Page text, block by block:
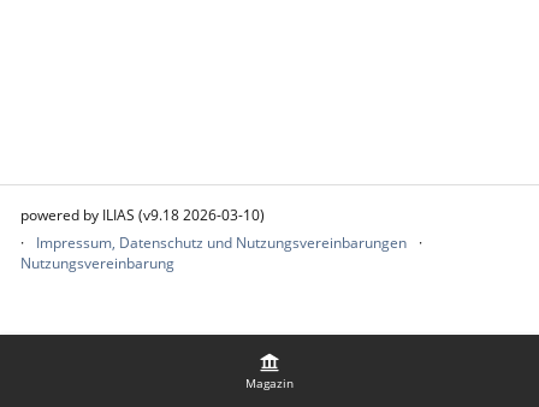
Magazin
powered by ILIAS (v9.18 2026-03-10)
Impressum, Datenschutz und Nutzungsvereinbarungen
Nutzungsvereinbarung